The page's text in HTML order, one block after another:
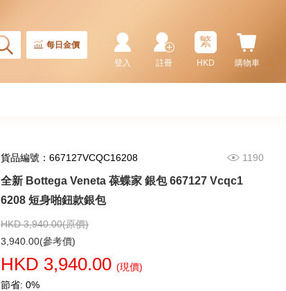
每日金價
購物車
繁
HKD
註冊
登入
貨品編號：667127VCQC16208 1190
全新 Bottega Veneta 葆蝶家 銀包 667127 Vcqc1
6208 短身啪鈕款銀包
HKD 3,940.00(原價)
3,940.00(參考價)
HKD 3,940.00 (現價)
節省: 0%
1,980.00
全新 Bottega Veneta 葆蝶家 銀包
短身啪鈕款銀包
3,480.00